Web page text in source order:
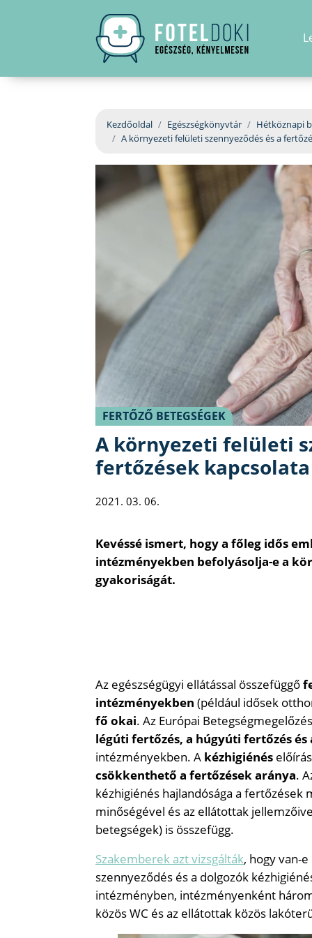
Kezdőoldal Egészségkönyvtár
Hétköznapi
A környezeti felületi szennyeződés és a
FERTŐZŐ BETEGSÉGEK
A környezeti felületi
fertőzések
2021. 03. 06.
Kevéssé ismert, hogy a főleg idős
intézményekben befolyásolja-e a
gyakoriságát.
Az egészségügyi ellátással összefüggő
intézményekben (például idősek
fő okai. Az Európai
légúti fertőzés, a húgyúti fertőzés
intézményekben. A kézhigiénés
csökkenthető a fertőzések aránya.
kézhigiénés hajlandósága a fertőzések
minőségével és az ellátottak
betegségek) is összefügg.
Szakemberek azt vizsgálták, hogy van-
szennyeződés és a dolgozók
intézményben, intézményenként
közös WC és az ellátottak közös